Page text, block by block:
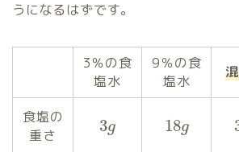
うになるはずです。
3％の食
塩水
9％の食
塩水
食塩の
重さ
3g 18g